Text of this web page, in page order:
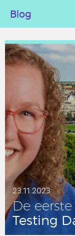
Blog
23.11.2023
De
Testing